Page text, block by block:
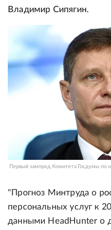
Владимир Сипягин.
Первый зампред Комитета Госдумы по
"Прогноз Минтруда о
персональных услуг к
данными HeadHunter о